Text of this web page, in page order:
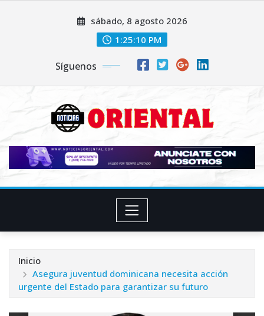
sábado, 8 agosto 2026
1:25:11 PM
Síguenos
Inicio
Asegura juventud dominicana necesita acción
urgente del Estado para garantizar su futuro